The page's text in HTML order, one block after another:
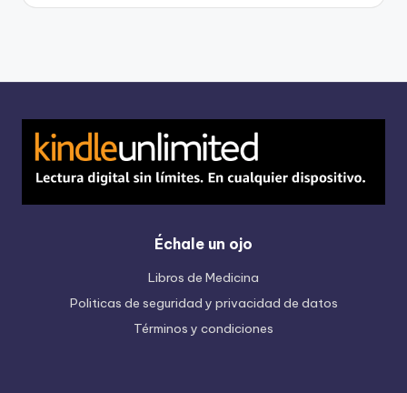
Échale un ojo
Libros de Medicina
Politicas de seguridad y privacidad de datos
Términos y condiciones